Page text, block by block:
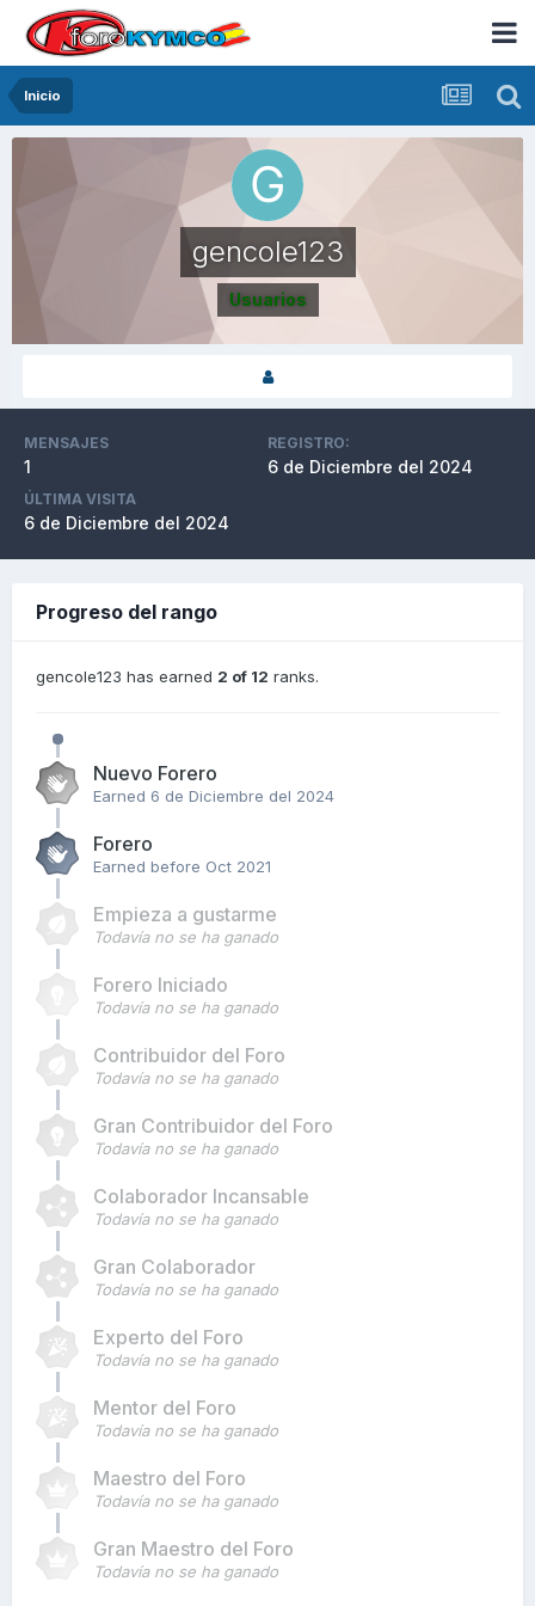
Inicio
gencole123
Usuarios
MENSAJES
1
REGISTRO:
6 de Diciembre del 2024
ÚLTIMA VISITA
6 de Diciembre del 2024
Progreso del rango
gencole123 has earned 2 of 12 ranks.
Nuevo Forero
Earned 6 de Diciembre del 2024
Forero
Earned before Oct 2021
Empieza a gustarme
Todavía no se ha ganado
Forero Iniciado
Todavía no se ha ganado
Contribuidor del Foro
Todavía no se ha ganado
Gran Contribuidor del Foro
Todavía no se ha ganado
Colaborador Incansable
Todavía no se ha ganado
Gran Colaborador
Todavía no se ha ganado
Experto del Foro
Todavía no se ha ganado
Mentor del Foro
Todavía no se ha ganado
Maestro del Foro
Todavía no se ha ganado
Gran Maestro del Foro
Todavía no se ha ganado